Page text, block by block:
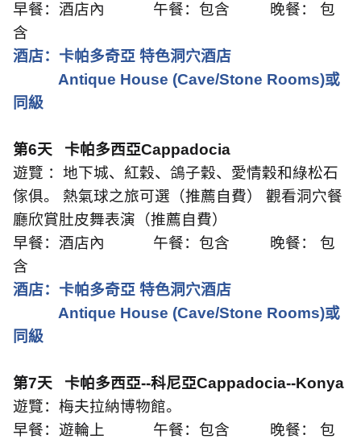
早餐：酒店內
午餐：包含
晚餐： 包
含
酒店：卡帕多奇亞 特色洞穴酒店
Antique House (Cave/Stone Rooms)或
同級
第6天 卡帕多西亞Cappadocia
遊覽 ：地下城、紅穀、鴿子穀、愛情穀和綠松石
傢俱。 熱氣球之旅可選（推薦自費） 觀看洞穴餐
廳欣賞肚皮舞表演（推薦自費）
早餐：酒店內
午餐：包含
晚餐： 包
含
酒店： 卡帕多奇亞 特色洞穴酒店
Antique House (Cave/Stone Rooms)或
同級
第7天 卡帕多西亞--科尼亞Cappadocia--Konya
遊覽：梅夫拉納博物館。
早餐：遊輪上
午餐：包含
晚餐： 包